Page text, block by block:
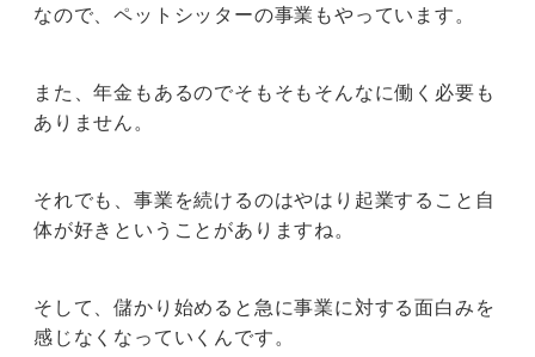
なので、ペットシッターの事業もやっています。
また、年金もあるのでそもそもそんなに働く必要も
ありません。
それでも、事業を続けるのはやはり起業すること自
体が好きということがありますね。
そして、儲かり始めると急に事業に対する面白みを
感じなくなっていくんです。